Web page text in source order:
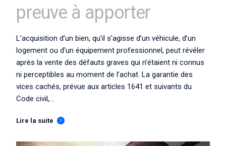
preuve à apporter
L’acquisition d’un bien, qu’il s’agisse d’un véhicule, d’un
logement ou d’un équipement professionnel, peut révéler
après la vente des défauts graves qui n’étaient ni connus
ni perceptibles au moment de l’achat. La garantie des
vices cachés, prévue aux articles 1641 et suivants du
Code civil,...
Lire la suite